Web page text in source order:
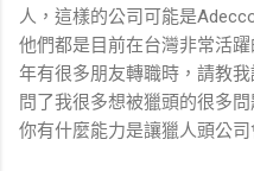
人，這樣的公司可能是
他們都是目前在台灣非常活
年有很多朋友轉職時，請教
問了我很多想被獵頭的很多
你有什麼能力是讓獵人頭公